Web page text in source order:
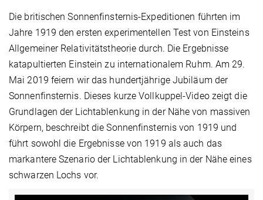
Die britischen Sonnenfinsternis-Expeditionen führten im
Jahre 1919 den ersten experimentellen Test von Einsteins
Allgemeiner Relativitätstheorie durch. Die Ergebnisse
katapultierten Einstein zu internationalem Ruhm. Am 29.
Mai 2019 feiern wir das hundertjährige Jubiläum der
Sonnenfinsternis. Dieses kurze Vollkuppel-Video zeigt die
Grundlagen der Lichtablenkung in der Nähe von massiven
Körpern, beschreibt die Sonnenfinsternis von 1919 und
führt sowohl die Ergebnisse von 1919 als auch das
markantere Szenario der Lichtablenkung in der Nähe eines
schwarzen Lochs vor.